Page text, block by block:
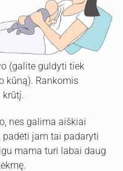
(galite guldyti tiek
kūną). Rankomis
krūtį.
nes galima aiškiai
jam tai padaryti
mama turi labai daug